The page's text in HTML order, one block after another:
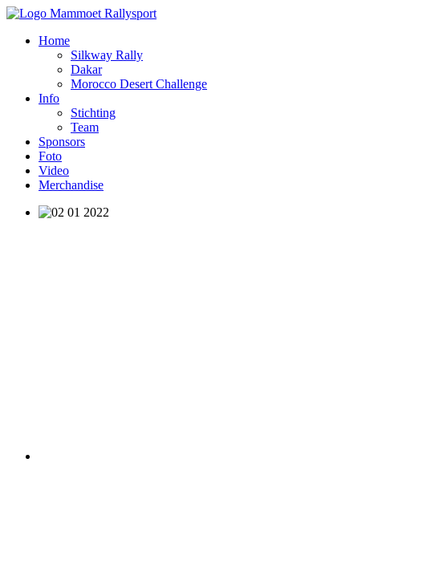
Home
Silkway Rally
Dakar
Morocco Desert Challenge
Info
Stichting
Team
Sponsors
Foto
Video
Merchandise